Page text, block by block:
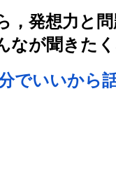
，発想力と
なが聞きたく
でいいから